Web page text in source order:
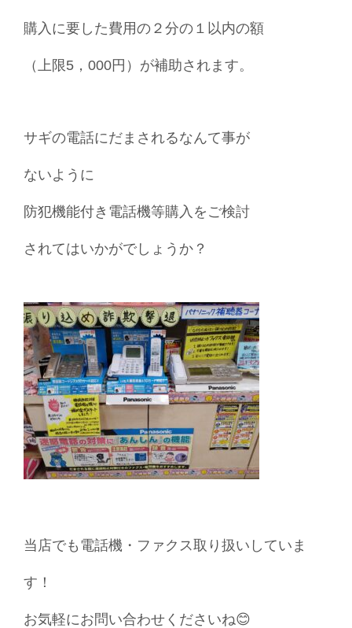
購入に要した費用の２分の１以内の額
（上限5，000円）が補助されます。
サギの電話にだまされるなんて事が
ないように
防犯機能付き電話機等購入をご検討
されてはいかがでしょうか？
当店でも電話機・ファクス取り扱いしていま
す！
お気軽にお問い合わせくださいね😊